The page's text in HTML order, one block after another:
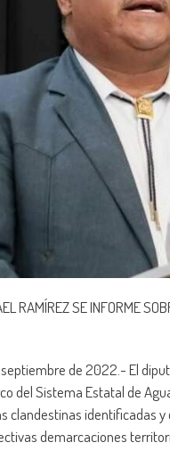
RAMÍREZ SE INFORME
de 2022.- El
del Sistema Estatal de
clandestinas identificadas
demarcaciones